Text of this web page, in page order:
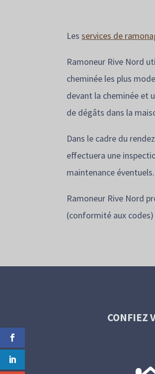
Lesservices de
Ramoneur Rive Nord
cheminée les plus
devant la cheminée et
de dégâts dans la
Dans le cadre du
effectuera une
maintenance éventuels.
Ramoneur Rive Nord
(conformité aux codes)
CONFIEZ